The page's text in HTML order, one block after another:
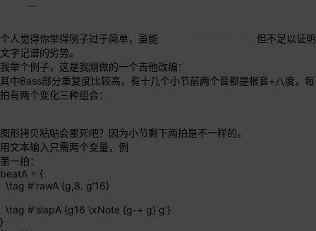
...
个人觉得你举得例子过于简单，虽能
但不足以证明
文字记谱的劣势。
我举个例子，这是我刚做的一个吉他改编：
其中Bass部分重复度比较高，有十几个小节前两个音都是根音+八度，每
拍有两个变化三种组合：
图形拷贝粘贴会累死吧？因为小节剩下两拍是不一样的。
用文本输入只需两个变量，例
第一拍：
beatA = {
\tag #'rawA {g,8. g'16}
\tag #'slapA {g16 \xNote {g-+ g} g'}
}